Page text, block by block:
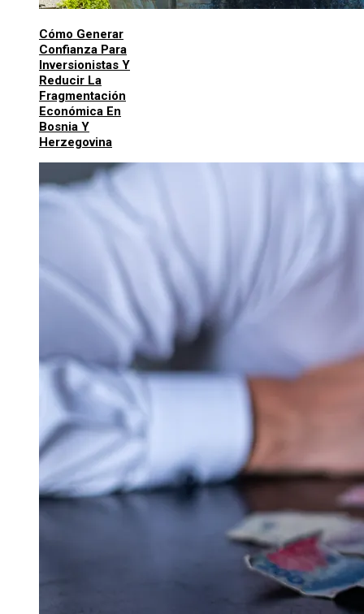
Cómo Generar
Confianza Para
Inversionistas Y
Reducir La
Fragmentación
Económica En
Bosnia Y
Herzegovina